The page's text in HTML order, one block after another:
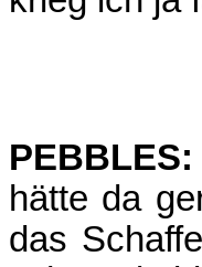
PEBBLES:
hätte da
das